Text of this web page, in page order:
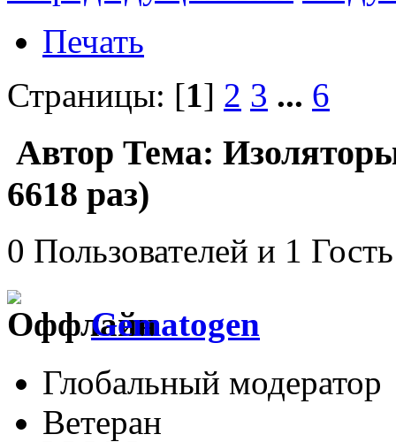
Печать
Страницы: [1] 2 3 ... 6
Автор Тема:
6618 раз)
0 Пользователей и 1
Gematogen
Глобальный модератор
Ветеран